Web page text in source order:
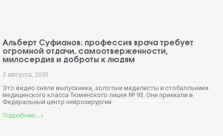
Альберт Суфианов: профессия врача требует
огромной отдачи, самоотверженности,
милосердия и доброты к людям
3 августа, 2026
Это видео сняли выпускники, золотые медалисты и стобалльники
медицинского класса Тюменского лицея № 93. Они приехали в
Федеральный центр нейрохирургии
Подробнее... »